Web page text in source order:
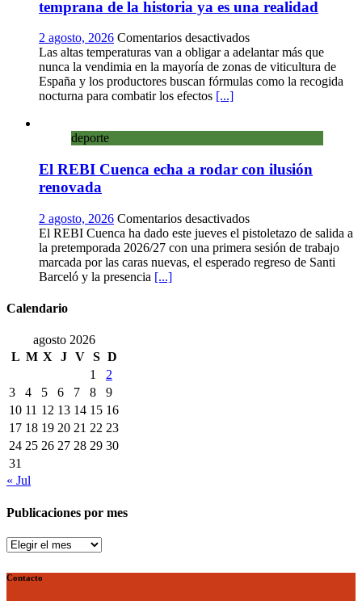
con
innovadora
ruta
sobre
micología
temprana de la historia ya es una realidad
2 agosto, 2026 Comentarios desactivadosen
El
calor
pone
vendimia
la
historia
ya
es
Las altas temperaturas van a obligar a adelantar más que
nunca la vendimia en la mayoría de zonas de viticultura de
España y los productores buscan fórmulas como la recogida
nocturna para combatir los efectos [...]
deporte
El REBI Cuenca echa a rodar con ilusión
renovada
2 agosto, 2026 Comentarios desactivadosen
El
REBI
Cuenca
El REBI Cuenca ha dado este jueves el pistoletazo de salida a
la pretemporada 2026/27 con una primera sesión de trabajo
marcada por las caras nuevas, el esperado regreso de Santi
Barceló y la presencia [...]
Calendario
agosto 2026
L M X J V S D
1
2
3
4 5 6 7 8
9
10 11 12 13 14 15 16
17 18 19 20 21 22 23
24 25 26 27 28 29 30
31
« Jul
Publicaciones por mes
Publicaciones
mes
Contacto